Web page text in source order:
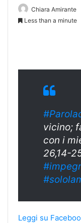
Chiara Amirante
Less than a minute
vicino;
con i
26,14-
#
Leggi su